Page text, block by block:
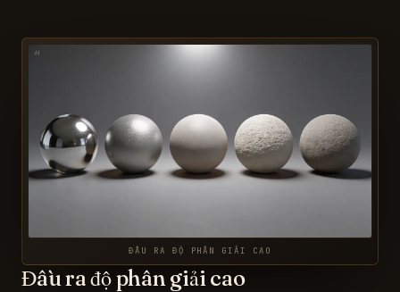
ĐẦU RA ĐỘ PHÂN GIẢI CAO
Đầu ra độ phân giải cao